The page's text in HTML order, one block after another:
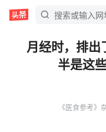
月经时，排出
半是这
《医食参考》